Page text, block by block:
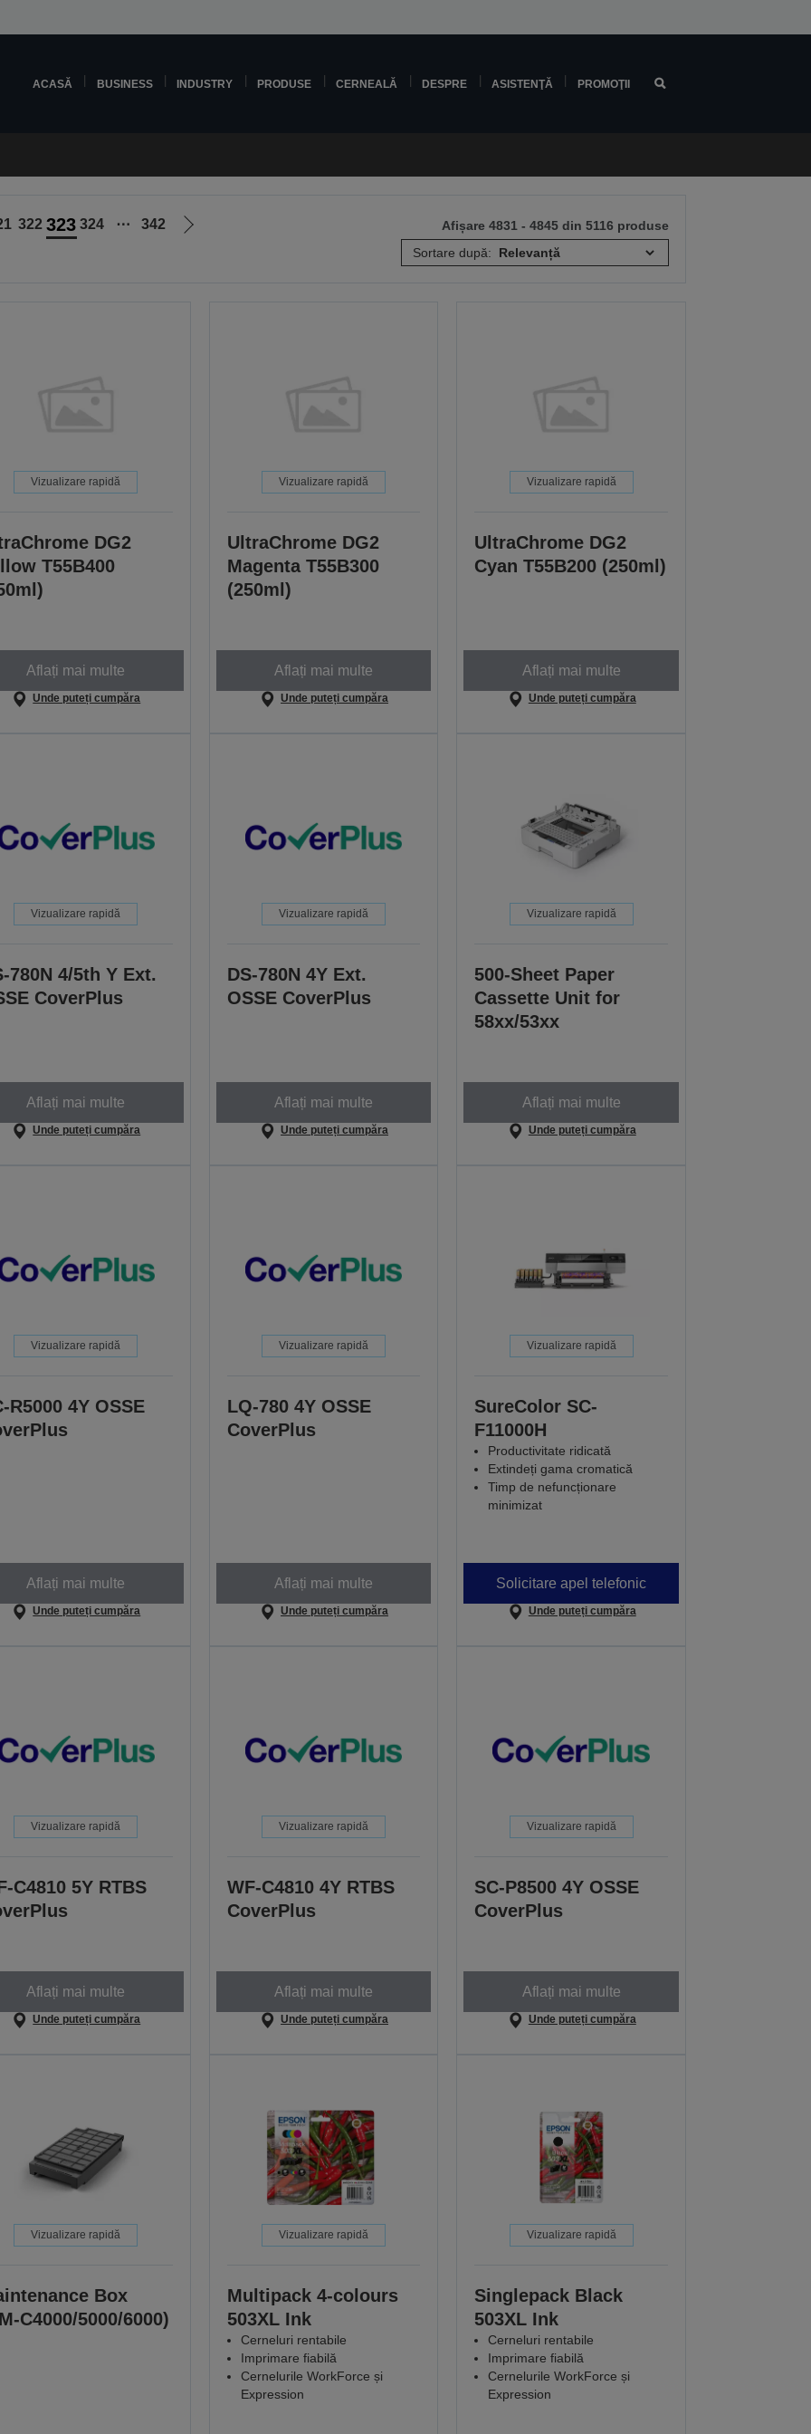
ACASĂ BUSINESS INDUSTRY PRODUSE CERNEALĂ DESPRE ASISTENŢĂ PROMOŢII
322 323 324 ⋯ 342
Mergi
Afișare 4831 - 4845 din 5116 produse
Sortare după:
Vizualizare rapidă
DG2
T55B400
Aflați mai multe
Unde puteți cumpăra
Vizualizare rapidă
UltraChrome DG2
Magenta T55B300
(250ml)
Aflați mai multe
Unde puteți cumpăra
Vizualizare rapidă
UltraChrome DG2
Cyan T55B200 (250ml)
Aflați mai multe
Unde puteți cumpăra
Vizualizare rapidă
780N 4/5th Y Ext.
CoverPlus
Aflați mai multe
Unde puteți cumpăra
Vizualizare rapidă
DS-780N 4Y Ext.
OSSE CoverPlus
Aflați mai multe
Unde puteți cumpăra
Vizualizare rapidă
500-Sheet Paper
Cassette Unit for
58xx/53xx
Aflați mai multe
Unde puteți cumpăra
Vizualizare rapidă
R5000 4Y OSSE
Aflați mai multe
Unde puteți cumpăra
Vizualizare rapidă
LQ-780 4Y OSSE
CoverPlus
Aflați mai multe
Unde puteți cumpăra
Vizualizare rapidă
SureColor SC-
F11000H
Productivitate ridicată
Extindeți gama cromatică
Timp de nefuncționare
minimizat
Solicitare apel telefonic
Unde puteți cumpăra
Vizualizare rapidă
C4810 5Y RTBS
Aflați mai multe
Unde puteți cumpăra
Vizualizare rapidă
WF-C4810 4Y RTBS
CoverPlus
Aflați mai multe
Unde puteți cumpăra
Vizualizare rapidă
SC-P8500 4Y OSSE
CoverPlus
Aflați mai multe
Unde puteți cumpăra
Vizualizare rapidă
Box
C4000/5000/6000)
Vizualizare rapidă
Multipack 4-colours
503XL Ink
Cerneluri rentabile
Imprimare fiabilă
Cernelurile WorkForce și
Expression
Vizualizare rapidă
Singlepack Black
503XL Ink
Cerneluri rentabile
Imprimare fiabilă
Cernelurile WorkForce și
Expression